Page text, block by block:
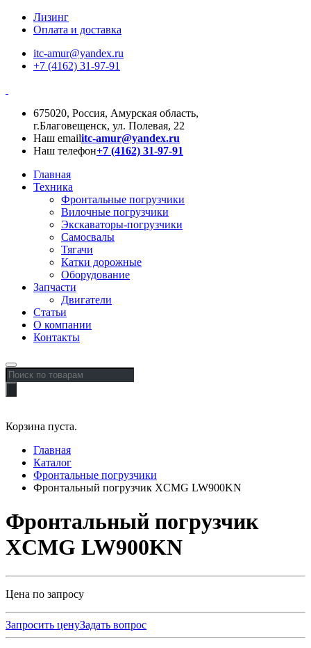
Лизинг
Оплата и доставка
itc-amur@yandex.ru
+7 (4162) 31-97-91
675020, Россия, Амурская область,
г.Благовещенск, ул. Полевая, 22
Наш emailitc-amur@yandex.ru
Наш телефон+7 (4162) 31-97-91
Главная
Техника
Фронтальные погрузчики
Вилочные погрузчики
Экскаваторы-погрузчики
Самосвалы
Тягачи
Катки дорожные
Оборудование
Запчасти
Двигатели
Статьи
О компании
Контакты
Поиск
товаров
Корзина пуста.
Главная
Каталог
Фронтальные погрузчики
Фронтальный погрузчик XCMG LW900KN
Фронтальный погрузчик
XCMG LW900KN
Цена по запросу
Запросить ценуЗадать вопрос